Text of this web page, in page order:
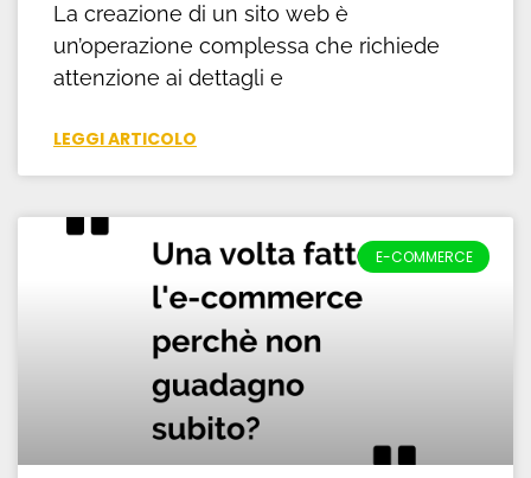
La creazione di un sito web è
un’operazione complessa che richiede
attenzione ai dettagli e
LEGGI ARTICOLO
E-COMMERCE